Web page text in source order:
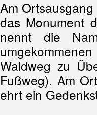
Am
das Monument
nennt die
Waldweg zu
Fußweg). Am
ehrt ein